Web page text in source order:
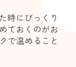
時にびっくり
ておくのがお
で温めること